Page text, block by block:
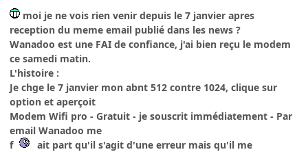
moi je ne vois rien venir depuis le 7 janvier apres
reception du meme email publié dans les news ?
Wanadoo est une FAI de confiance, j'ai bien reçu le modem
ce samedi matin.
L'histoire :
Je chge le 7 janvier mon abnt 512 contre 1024, clique sur
option et aperçoit
Modem Wifi pro - Gratuit - je souscrit immédiatement - Par
email Wanadoo me
f
ait part qu'il s'agit d'une erreur mais qu'il me